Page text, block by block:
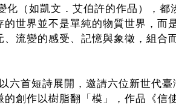
化（如凱文．艾伯許的作品），
世界並不是單純的物質世界，而
流變的感受、記憶與象徵，組
六首短詩展開，邀請六位新世代
創作以樹脂翻「模」，作品《信